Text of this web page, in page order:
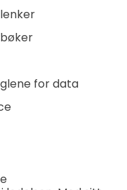
for data